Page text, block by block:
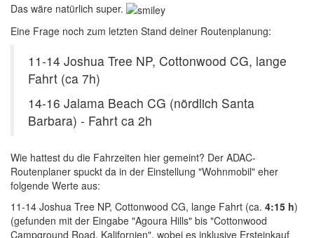
Das wäre natürlich super.
Eine Frage noch zum letzten Stand deiner Routenplanung:
11-14 Joshua Tree NP, Cottonwood CG, lange
Fahrt (ca 7h)
14-16 Jalama Beach CG (nördlich Santa
Barbara) - Fahrt ca 2h
Wie hattest du die Fahrzeiten hier gemeint? Der ADAC-
Routenplaner spuckt da in der Einstellung "Wohnmobil" eher
folgende Werte aus:
11-14 Joshua Tree NP, Cottonwood CG, lange Fahrt (ca. 4:15 h)
(gefunden mit der Eingabe "Agoura Hills" bis "Cottonwood
Campground Road, Kalifornien", wobei es inklusive Ersteinkauf